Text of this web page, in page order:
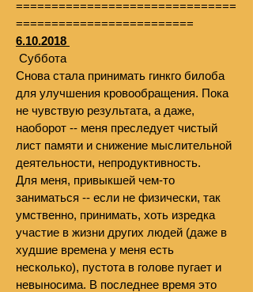
===============================
=========================
6.10.2018
Суббота
Снова стала принимать гинкго билоба
для улучшения кровообращения. Пока
не чувствую результата, а даже,
наоборот -- меня преследует чистый
лист памяти и снижение мыслительной
деятельности, непродуктивность.
Для меня, привыкшей чем-то
заниматься -- если не физически, так
умственно, принимать, хоть изредка
участие в жизни других людей (даже в
худшие времена у меня есть
несколько), пустота в голове пугает и
невыносима. В последнее время это